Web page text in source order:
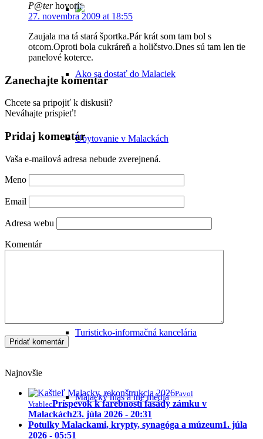
Ako sa dostať do Malaciek
Ubytovanie v Malackách
Turisticko-informačná kancelária
Malacký hlas a iné médiá
P@ter hovorí:
27. novembra 2009 at 18:55
Zaujala ma tá stará športka.Pár krát som tam bol s
otcom.Oproti bola cukráreň a holičstvo.Dnes sú tam len tie
panelové koterce.
Zanechajte komentár
Chcete sa pripojiť k diskusii?
Neváhajte prispieť!
Pridaj komentár
Vaša e-mailová adresa nebude zverejnená.
Meno
Email
Adresa webu
Komentár
Najnovšie
Pavol
VrablecPríspevok k farebnosti fasády zámku v
Malackách23. júla 2026 - 20:31
Potulky Malackami, krypty, synagóga a múzeum1. júla
2026 - 05:51